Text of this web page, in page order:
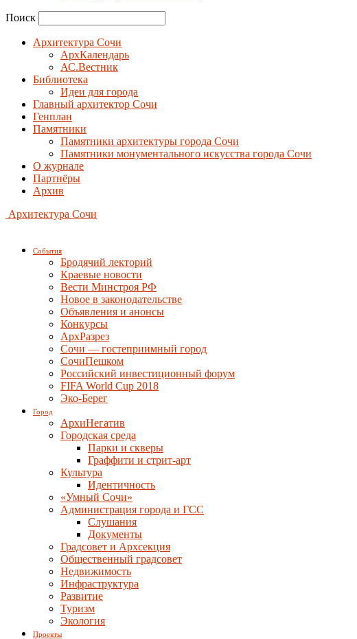
Поиск
Архитектура Сочи
АрхКалендарь
АС.Вестник
Библиотека
Идеи для города
Главный архитектор Сочи
Генплан
Памятники
Памятники архитектуры города Сочи
Памятники монументального искусства города Сочи
О журнале
Партнёры
Архив
Архитектура Сочи
События
Бродячий лекторий
Краевые новости
Вести Минстроя РФ
Новое в законодательстве
Объявления и анонсы
Конкурсы
АрхРазрез
Сочи — гостеприимный город
СочиПешком
Российский инвестиционный форум
FIFA World Cup 2018
Эко-Берег
Город
АрхиНегатив
Городская среда
Парки и скверы
Граффити и стрит-арт
Культура
Идентичность
«Умный Сочи»
Администрация города и ГСС
Слушания
Документы
Градсовет и Архсекция
Общественный градсовет
Недвижимость
Инфраструктура
Развитие
Туризм
Экология
Проекты